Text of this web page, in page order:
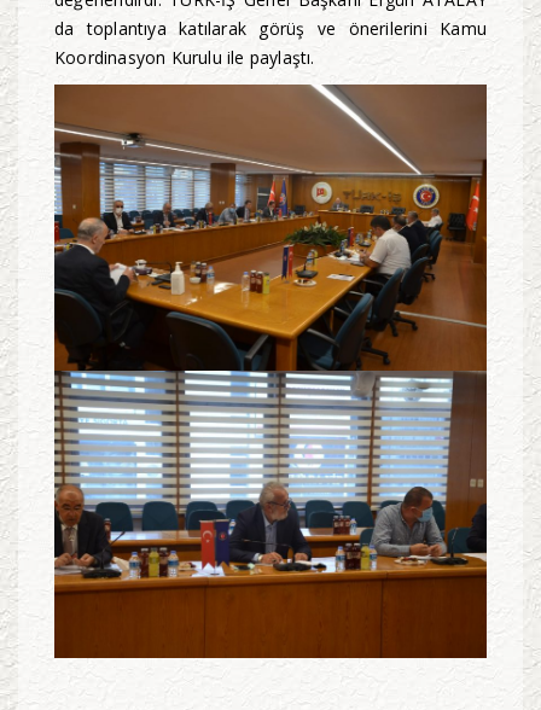
da toplantıya katılarak görüş ve önerilerini Kamu
Koordinasyon Kurulu ile paylaştı.